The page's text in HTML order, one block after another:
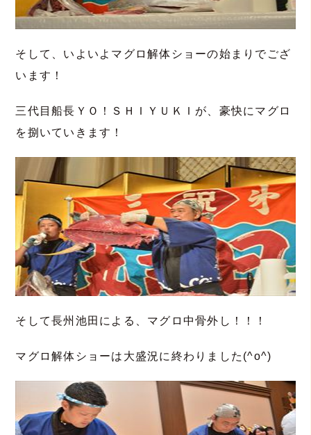
そして、いよいよマグロ解体ショーの始まりでござ
います！
三代目船長ＹＯ！ＳＨＩＹＵＫＩが、豪快にマグロ
を捌いていきます！
そして長州池田による、マグロ中骨外し！！！
マグロ解体ショーは大盛況に終わりました(^o^)